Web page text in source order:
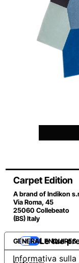
Carpet Edition
A brand of Indikon
Via Roma, 45
25060 Collebeato
(BS) Italy
GENERAL
Informativa
Le tue